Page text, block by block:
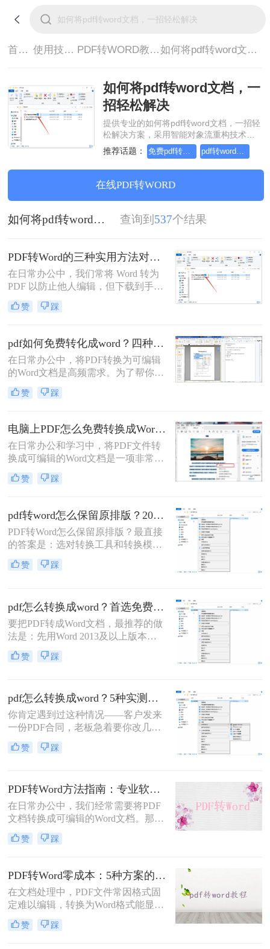
首页> 使用技巧> PDF转WORD教程> 如何将pdf转word文档，一招轻松解决
如何将pdf转word文档，一
招轻松解决
提供专业的如何将pdf转word文档，一招轻
松解决方案，采用智能对象流重构技术，
确保文档1:1高保真还原且排版不乱码。支
持一键批量处理，全链路 SSL 加密保障隐
私安全。助您快速实现如何将pdf转word文
档，一招轻松解决，无需安装，高效办
公。
推荐话题： 免费pdf转word的三种方法
在线PDF转WORD
如何将pdf转word文档，一招轻松解决 查询到 537个结果
PDF转Word的三种实用方法对比：可编辑、保格式、避风险！
在日常办公中，我们常将 Word 转为
PDF 以防止他人编辑，但下载到手的
PDF 往往又需要修改内容，这时就不
得不将 PDF 再转回 Word。然而，很
错乱，要么工具捆绑广告，甚至文件
受损。那么 PDF 如何改成 Word 文
档？本文从 转换质量、操作难度、文
件安全、批量能力 四个维度，对比三
种主流方法，帮助您快速选出最合适
的那一种。
赞 踩
pdf如何免费转化成word？四种方法对比与实操指南（附详细表格）
在日常办公中，将PDF转换为可编辑
的Word文档是高频需求。为了帮你快
速选出最适合自己的方案，下表汇总
了四种主流免费方法的核心差异：
赞 踩
电脑上PDF怎么免费转换成Word？四种方法对比与实操指南（附详细表格）!
在日常办公和学习中，将PDF文件转
换成可编辑的Word文档是一项非常高
频的需求。PDF虽然版式固定、不易
篡改，但编辑修改较为困难，而Word
为了帮你快速选出最适合自己的转换
方式，下表汇总了四种主流免费方法
的核心差异：
赞 踩
pdf转word怎么保留原排版？2026最新实测，这5种方法从免费到专业全搞定！
PDF转Word怎么保留原排版？最直接
的答案是：选对转换工具和转换模式
——可编辑PDF优先用Word直接打开
或专业转换软件的“排版优先”模式，
排版错乱、表格移位、字体变样等问
题的核心原则。
赞 踩
pdf怎么转换成word？首选免费工具，复杂文件再上专业软件！
要把PDF转成Word文档，最推荐的做
法是：先用Word 2013及以上版本直
接打开PDF（免费、无损）、再用
Google Drive在线转换（免费、云
底。
赞 踩
pdf怎么转换成word？5种实测方法，从免费到专业全攻略！
你肯定遇到过这种情况——客户发来
一份PDF合同，老板急着要你改几个
字；老师上传的PDF课件，你想复制
一段做笔记；或者自己扫描的纸质文
者，“pdf怎么转换成word”绝对是高频
刚需。
赞 踩
PDF转Word方法指南：专业软件、在线工具、Word内置与改后缀名4种方案对比！
在日常办公中，我们经常需要将PDF
文档转换成可编辑的Word文档。那么
如何将pdf转换成word呢？本文将介绍
几种常用的PDF转Word的方法，助您
赞 踩
PDF转Word零成本：5种方案的成本、速度、精度对比！
在文档处理中，PDF文件常因格式固
定难以编辑，转换为Word格式能显著
提升工作效率。然而，市面上许多转
换工具需付费或存在隐私风险，那么
赞 踩